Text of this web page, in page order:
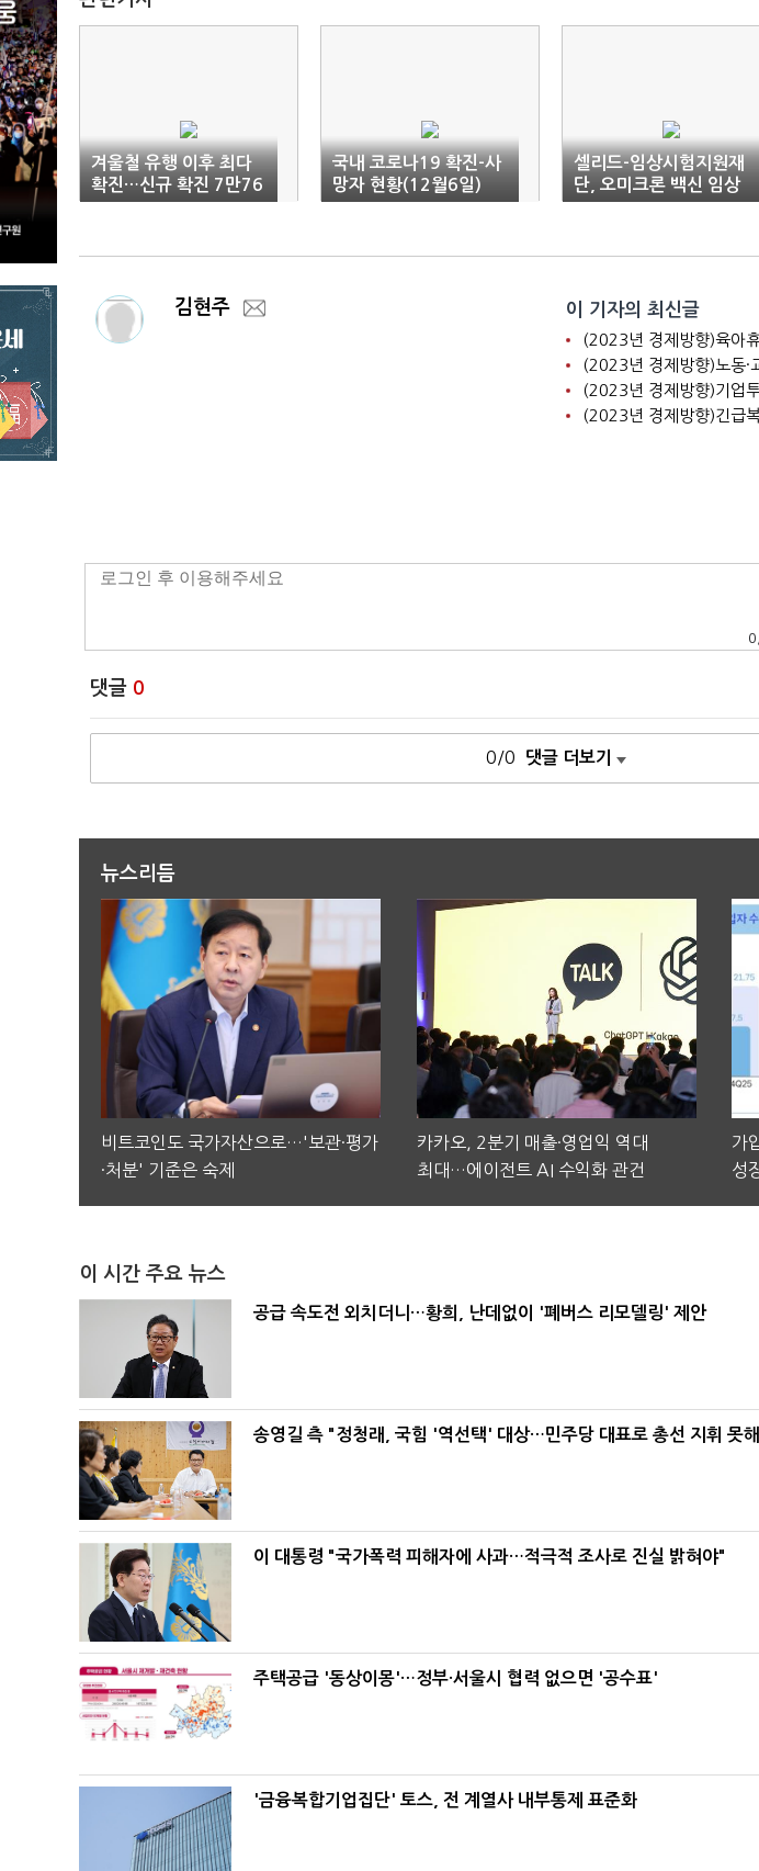
겨울철 유행 이후 최다
확진…신규 확진 7만76
04명·위중증 443명
국내 코로나19 확진-사
망자 현황(12월6일)
셀리드-임상시험지원재
단, 오미크론 백신 임상
협력
김현주 이 기자의 최신글
0
댓글 0
0/0 댓글 더보기
뉴스리듬
비트코인도 국가자산으로…'보관·평가
·처분' 기준은 숙제
카카오, 2분기 매출·영업익 역대
최대…에이전트 AI 수익화 관건
가
성
이 시간 주요 뉴스
공급 속도전 외치더니…황희, 난데없이 '폐버스 리모델링' 제안
송영길 측 "정청래, 국힘 '역선택' 대상…민주당 대표로 총선 지휘 못
이 대통령 "국가폭력 피해자에 사과…적극적 조사로 진실 밝혀야"
주택공급 '동상이몽'…정부·서울시 협력 없으면 '공수표'
'금융복합기업집단' 토스, 전 계열사 내부통제 표준화